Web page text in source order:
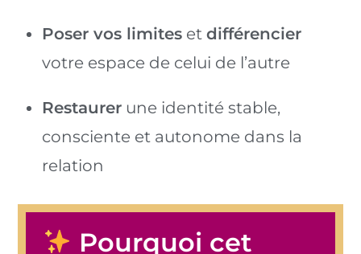
Poser vos limites etdifférencier
votre espace de celui de l’autre
Restaurer une identité stable,
consciente et autonome dans la
relation
Pourquoi cet